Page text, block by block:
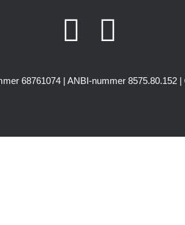
68761074 | ANBI-nummer 8575.80.152